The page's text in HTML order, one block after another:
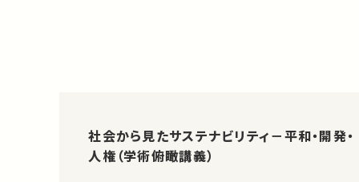
社会から見たサステナビリティ－平和・開発・
人権（学術俯瞰講義）